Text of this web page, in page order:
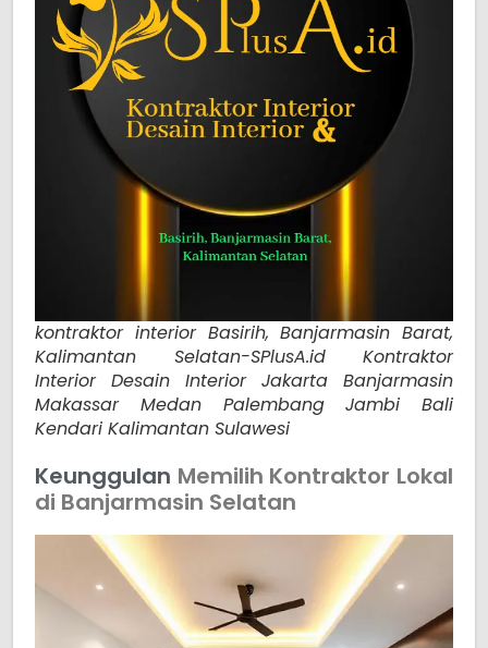
kontraktor interior Basirih, Banjarmasin Barat,
Kalimantan Selatan-SPlusA.id Kontraktor
Interior Desain Interior Jakarta Banjarmasin
Makassar Medan Palembang Jambi Bali
Kendari Kalimantan Sulawesi
Keunggulan Memilih Kontraktor Lokal
di Banjarmasin Selatan